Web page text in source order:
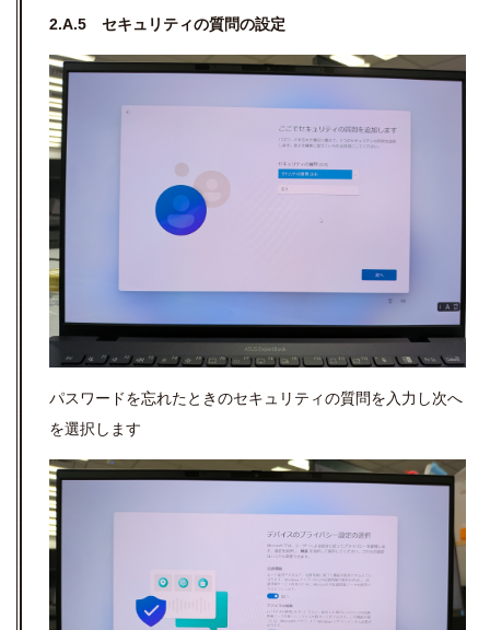
2.A.5 セキュリティの質問の設定
パスワードを忘れたときのセキュリティの質問を入力し次へ
を選択します